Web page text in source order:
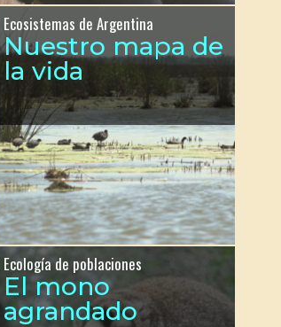
Ecosistemas de Argentina
Nuestro mapa de
la vida
Ecología de poblaciones
El mono
agrandado